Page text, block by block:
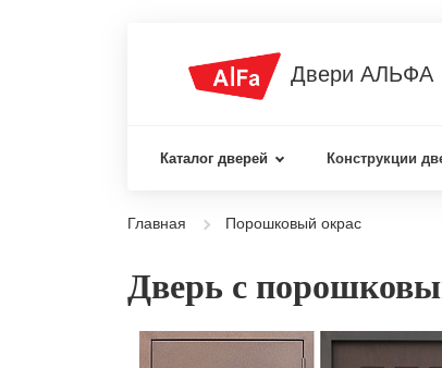
Двери АЛЬФА
Каталог дверей Конструкции
Главная Порошковый окрас
Дверь с